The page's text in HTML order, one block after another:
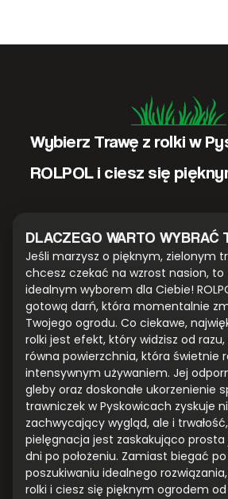
Wybierz Trawę z rolki w
ROLPOL i ciesz się
DLACZEGO WARTO WYBRAĆ
Jeśli marzysz o pięknym, zielonym
chcesz czekać na wzrost nasion, to
idealnym wyborem dla Ciebie!
gotową darń, która momentalnie
Twojego ogrodu. Co ciekawe,
rolki jest efekt, który widzisz od
równa powierzchnia, która świetnie
intensywnym używaniem. Jej
gleby oraz doskonałe ukorzenienie
trawniczek w Pyskowicach zyskuje
zachwycający wygląd, ale i
pielęgnacja jest zaskakująco prosta
dni po położeniu. Zamiast biegać
poszukiwaniu idealnego
rolki i ciesz się pięknym ogrodem od